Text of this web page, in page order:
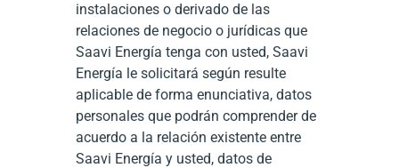
instalaciones o derivado de las
relaciones de negocio o jurídicas que
Saavi Energía tenga con usted, Saavi
Energía le solicitará según resulte
aplicable de forma enunciativa, datos
personales que podrán comprender de
acuerdo a la relación existente entre
Saavi Energía y usted, datos de